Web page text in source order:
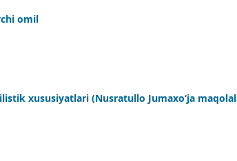
omil
xususiyatlari (Nusratullo Jumaxo‘ja